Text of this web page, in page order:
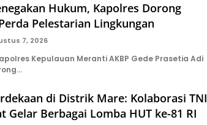
Hukum, Kapolres Dorong
Pelestarian Lingkungan
7, 2026
Kepulauan Meranti AKBP Gede Prasetia Adi
di Distrik Mare: Kolaborasi TNI
Gelar Berbagai Lomba HUT ke-81 RI